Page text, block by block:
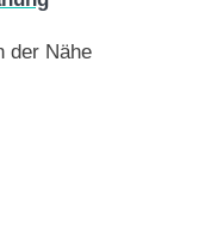
der Nähe